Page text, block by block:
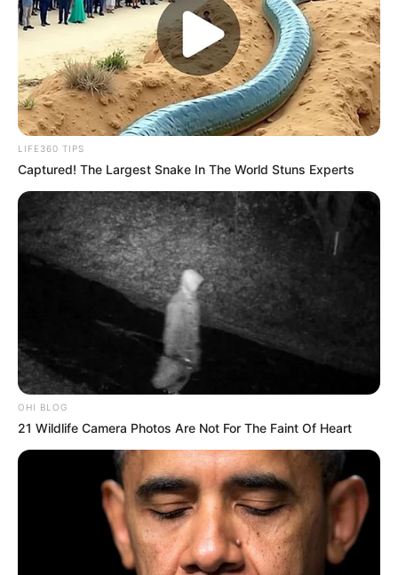
LIFE360 TIPS
Captured! The Largest Snake In The World Stuns Experts
OHI BLOG
21 Wildlife Camera Photos Are Not For The Faint Of Heart